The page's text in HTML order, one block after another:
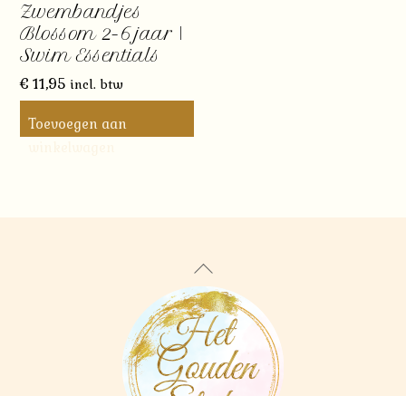
Zwembandjes
Blossom 2-6 jaar |
Swim Essentials
€ 11,95 incl. btw
Toevoegen aan
Back
To
Top